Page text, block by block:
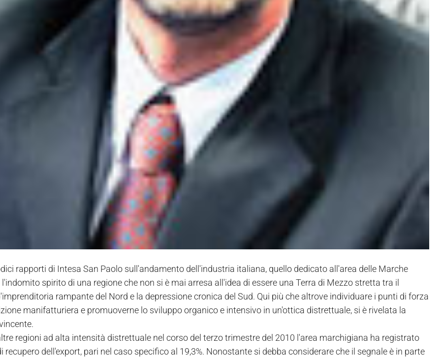
rapporti di Intesa San Paolo sull'andamento dell'industria italiana, quello dedicato all'area delle Marche
spirito di una regione che non si è mai arresa all'idea di essere una Terra di Mezzo stretta tra il
rampante del Nord e la depressione cronica del Sud. Qui più che altrove individuare i punti di forza
manifatturiera e promuoverne lo sviluppo organico e intensivo in un'ottica distrettuale, si è rivelata la
regioni ad alta intensità distrettuale nel corso del terzo trimestre del 2010 l'area marchigiana ha registrato
recupero dell'export, pari nel caso specifico al 19,3%. Nonostante si debba considerare che il segnale è in parte